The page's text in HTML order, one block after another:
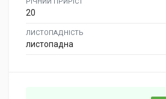
20
ЛИСТОПАДНІСТЬ
листопадна